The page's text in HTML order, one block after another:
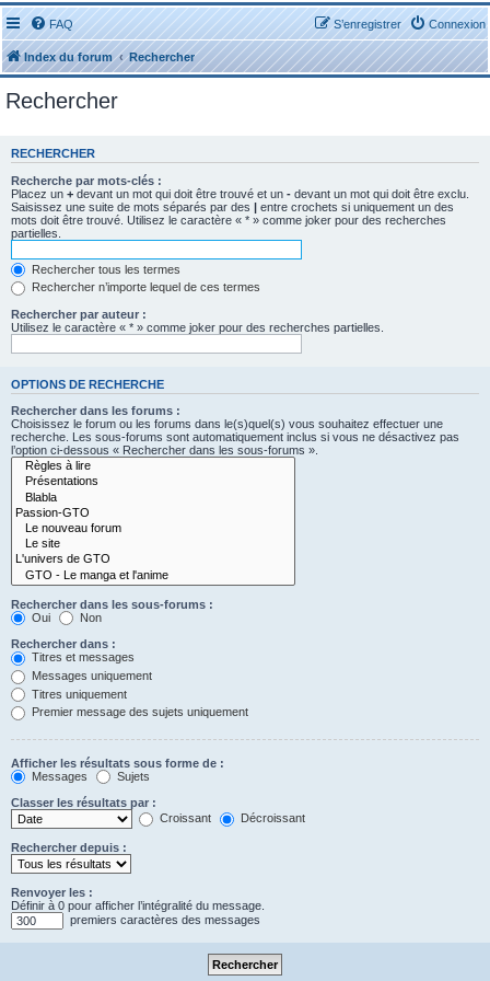
FAQ Connexion
S’enregistrer
Index du forum Rechercher
Rechercher
RECHERCHER
Recherche par mots-clés :
Placez un + devant un mot qui doit être trouvé et un - devant un mot qui doit être exclu.
Saisissez une suite de mots séparés par des | entre crochets si uniquement un des
mots doit être trouvé. Utilisez le caractère « * » comme joker pour des recherches
partielles.
Rechercher tous les termes
Rechercher n’importe lequel de ces termes
Rechercher par auteur :
Utilisez le caractère « * » comme joker pour des recherches partielles.
OPTIONS DE RECHERCHE
Rechercher dans les forums :
Choisissez le forum ou les forums dans le(s)quel(s) vous souhaitez effectuer une
recherche. Les sous-forums sont automatiquement inclus si vous ne désactivez pas
l’option ci-dessous « Rechercher dans les sous-forums ».
Rechercher dans les sous-forums :
Oui
Non
Rechercher dans :
Titres et messages
Messages uniquement
Titres uniquement
Premier message des sujets uniquement
Afficher les résultats sous forme de :
Messages
Sujets
Classer les résultats par :
Croissant
Décroissant
Rechercher depuis :
Renvoyer les :
Définir à 0 pour afficher l’intégralité du message.
premiers caractères des messages